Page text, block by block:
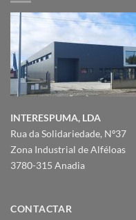
INTERESPUMA, LDA
Rua da Solidariedade, Nº37
Zona Industrial de Alféloas
3780-315 Anadia
CONTACTAR